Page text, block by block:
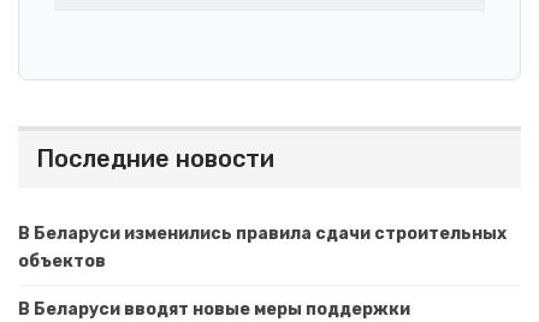
Последние новости
В Беларуси изменились правила сдачи строительных
объектов
В Беларуси вводят новые меры поддержки